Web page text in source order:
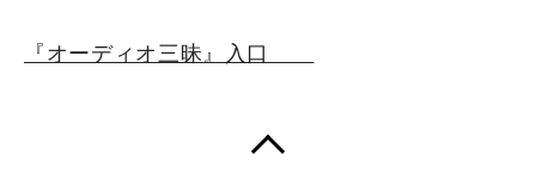
ACCESS
『オーディオ三昧』入口